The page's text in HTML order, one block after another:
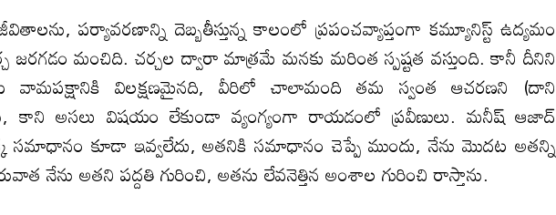
పర్యావరణాన్ని దెబ్బతీస్తున్న కాలంలో ప్రపంచవ్యాప్తంగా కమ్యూనిస్ట్ ఉద్యమం
జరగడం మంచిది. చర్చల ద్వారా మాత్రమే మనకు మరింత స్పష్టత వస్తుంది. కానీ దీనిని
వామపక్షానికి విలక్షణమైనది, వీరిలో చాలామంది తమ స్వంత ఆచరణని (దాని
కాని అసలు విషయం లేకుండా వ్యంగ్యంగా రాయడంలో ప్రవీణులు. మనీష్ ఆజాద్
సమాధానం కూడా ఇవ్వలేదు, అతనికి సమాధానం చెప్పే ముందు, నేను మొదట అతన్ని
నేను అతని పద్దతి గురించి, అతను లేవనెత్తిన అంశాల గురించి రాస్తాను.